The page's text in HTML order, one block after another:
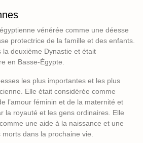
vénérée comme une déesse
protectrice de la famille et des enfants.
la deuxième Dynastie et était
en Basse-Égypte.
les plus importantes et les plus
Elle était considérée comme
l’amour féminin et de la maternité et
la royauté et les gens ordinaires. Elle
une aide à la naissance et une
dans la prochaine vie.